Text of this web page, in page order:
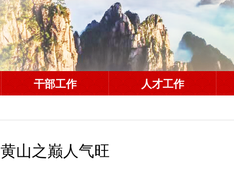
干部工作 人才工作
黄山之巅人气旺